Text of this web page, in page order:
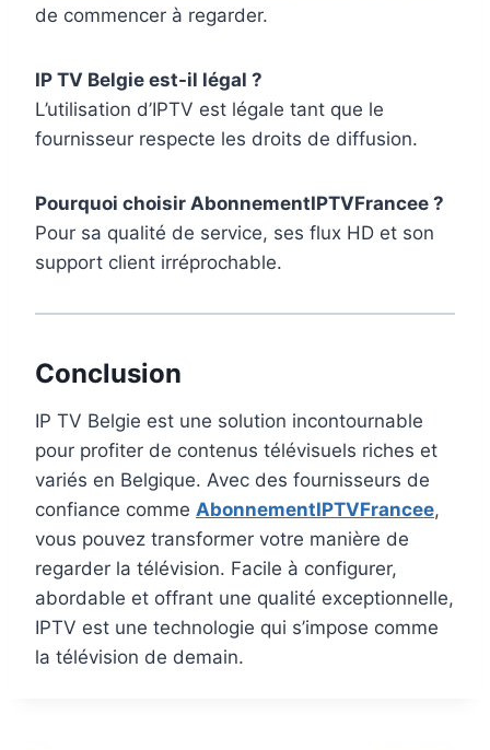
de commencer à regarder.
IP TV Belgie est-il légal ?
L’utilisation d’IPTV est légale tant que le
fournisseur respecte les droits de diffusion.
Pourquoi choisir AbonnementIPTVFrancee ?
Pour sa qualité de service, ses flux HD et son
support client irréprochable.
Conclusion
IP TV Belgie est une solution incontournable
pour profiter de contenus télévisuels riches et
variés en Belgique. Avec des fournisseurs de
confiance comme AbonnementIPTVFrancee,
vous pouvez transformer votre manière de
regarder la télévision. Facile à configurer,
abordable et offrant une qualité exceptionnelle,
IPTV est une technologie qui s’impose comme
la télévision de demain.